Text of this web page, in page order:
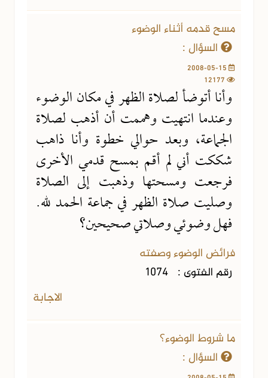
مسح قدمه أثناء الوضوء
السؤال :
وأنا أتوضأ لصلاة الظهر في مكان الوضوء
وعندما انتهيت وهممت أن أذهب لصلاة
الجماعة، وبعد حوالي خطوة وأنا ذاهب
شككت أني لم أقم بمسح قدمي الأخرى
فرجعت ومسحتها وذهبت إلى الصلاة
وصليت صلاة الظهر في جماعة الحمد لله.
فهل وضوئي وصلاتي صحيحين؟
فرائض الوضوء وصفته
رقم الفتوى : 1074
الاجابة
ما شروط الوضوء؟
السؤال :